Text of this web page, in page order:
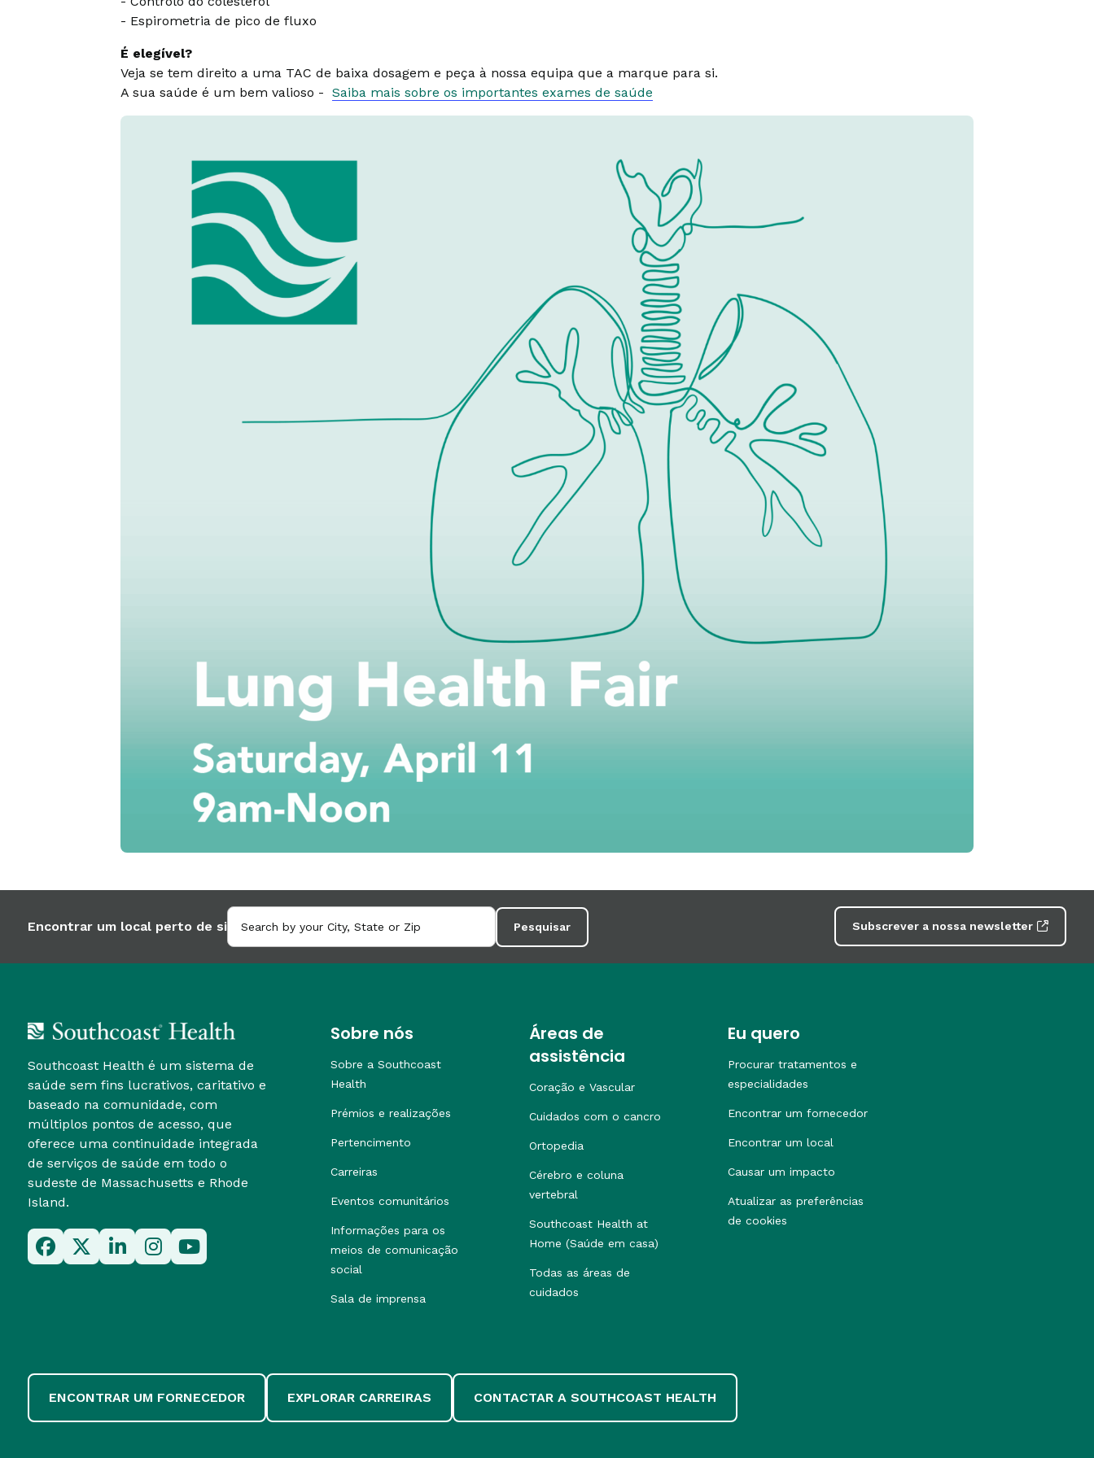
- Espirometria de pico de fluxo
É elegível?
Veja se tem direito a uma TAC de baixa dosagem e peça à nossa equipa que a marque para si.
A sua saúde é um bem valioso - Saiba mais sobre os importantes exames de saúde
Encontrar um local perto de si Pesquisar Subscrever a nossa newsletter
Southcoast Health é um sistema de
saúde sem fins lucrativos, caritativo e
baseado na comunidade, com
múltiplos pontos de acesso, que
oferece uma continuidade integrada
de serviços de saúde em todo o
sudeste de Massachusetts e Rhode
Island.
Sobre nós
Sobre a Southcoast
Health
Prémios e realizações
Pertencimento
Carreiras
Eventos comunitários
Informações para os
meios de comunicação
social
Sala de imprensa
Áreas de
assistência
Coração e Vascular
Cuidados com o cancro
Ortopedia
Cérebro e coluna
vertebral
Southcoast Health at
Home (Saúde em casa)
Todas as áreas de
cuidados
Eu quero
Procurar tratamentos e
especialidades
Encontrar um fornecedor
Encontrar um local
Causar um impacto
Atualizar as preferências
de cookies
ENCONTRAR UM FORNECEDOR EXPLORAR CARREIRAS CONTACTAR A SOUTHCOAST HEALTH